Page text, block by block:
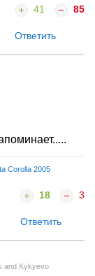
41 85
Ответить
Corolla 2005
18 3
Ответить
and Kykyevo